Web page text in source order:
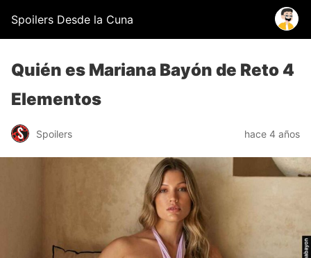
Spoilers Desde la Cuna
Quién es Mariana Bayón de Reto 4
Elementos
Spoilers hace 4 años